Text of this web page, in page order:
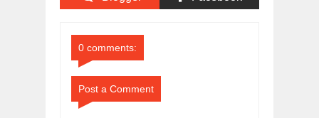
0 comments:
Post a Comment